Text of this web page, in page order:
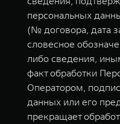
персональных
(№ договора, дата
словесное
либо сведения,
факт обработки
Оператором,
данных или его
прекращает